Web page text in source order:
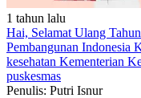
1 tahun lalu
Hai, Selamat Ulang
Pembangunan Indonesia
kesehatan Kementerian
puskesmas
Penulis: Putri Isnur